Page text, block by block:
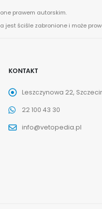
prawem autorskim.
jest ściśle zabronione i może
KONTAKT
Leszczynowa 22,
22 100 43 30
info@vetopedia.pl